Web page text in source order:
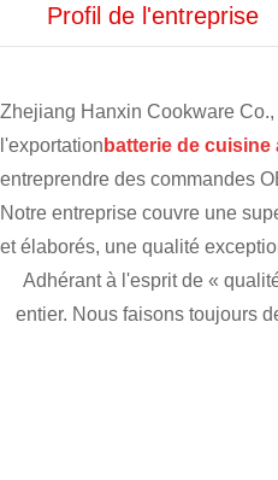
Profil de l'entreprise
Zhejiang Hanxin Cookware
l'exportation batterie de
entreprendre des commandes
Notre entreprise couvre une
et élaborés, une qualité
Adhérant à l'esprit de «
entier. Nous faisons toujours